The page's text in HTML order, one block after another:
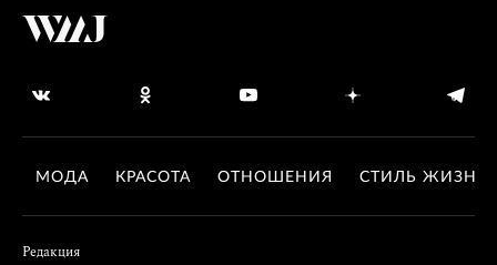
МОДА КРАСОТА ОТНОШЕНИЯ СТИЛЬ ЖИЗНИ
Редакция